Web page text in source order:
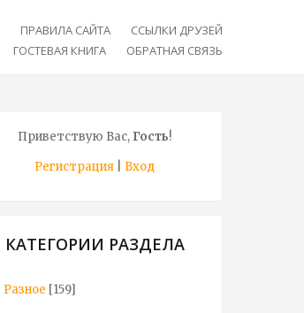
ПРАВИЛА САЙТА
ССЫЛКИ ДРУЗЕЙ
ГОСТЕВАЯ КНИГА
ОБРАТНАЯ СВЯЗЬ
Приветствую Вас,Гость!
Регистрация
Вход
КАТЕГОРИИ РАЗДЕЛА
Разное [159]